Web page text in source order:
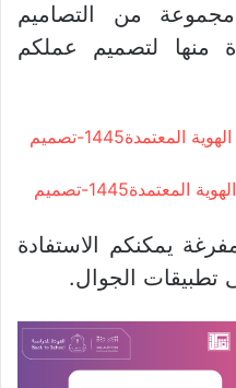
من التصاميم
منها لتصميم عملكم
_قالب 1 العودة إلى الدراسة وفق الهوية المعتمدة1445-تصميم
قالب 2 العودة إلى الدراسة وفق الهوية المعتمدة1445-تصميم
يمكنكم الاستفادة
تطبيقات الجوال.